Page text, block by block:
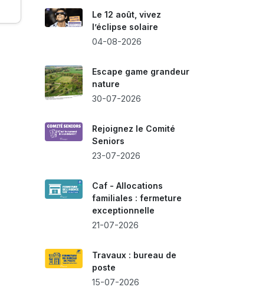
Le 12 août, vivez
l’éclipse solaire
04-08-2026
Escape game grandeur
nature
30-07-2026
Rejoignez le Comité
Seniors
23-07-2026
Caf - Allocations
familiales : fermeture
exceptionnelle
21-07-2026
Travaux : bureau de
poste
15-07-2026